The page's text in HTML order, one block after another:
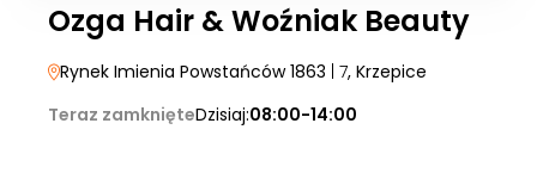
Ozga Hair & Woźniak Beauty
Rynek Imienia Powstańców 1863 | 7, Krzepice
Teraz zamknięteDzisiaj:08:00-14:00